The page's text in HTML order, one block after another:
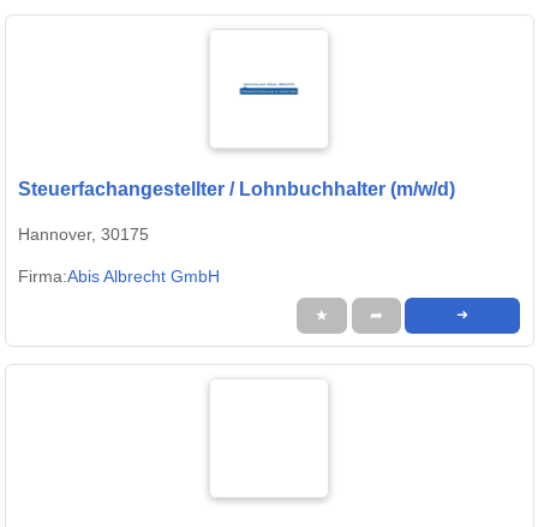
Steuerfachangestellter / Lohnbuchhalter (m/w/d)
Hannover, 30175
Firma:Abis Albrecht GmbH
★ ➦ ➜